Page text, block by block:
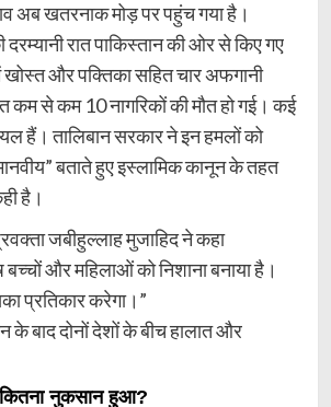
अब खतरनाक मोड़ पर पहुंच गया है।
रात पाकिस्तान की ओर से किए गए
खोस्त और पक्तिका सहित चार अफगानी
कम से कम 10 नागरिकों की मौत हो गई। कई
हैं। तालिबान सरकार ने इन हमलों को
बताते हुए इस्लामिक कानून के तहत
है।
जबीहुल्लाह मुजाहिद ने कहा
बच्चों और महिलाओं को निशाना बनाया है।
प्रतिकार करेगा।”
के बाद दोनों देशों के बीच हालात और
नुकसान हुआ?